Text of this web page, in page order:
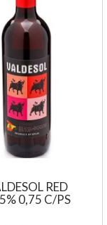
RED
0,75 C/PS